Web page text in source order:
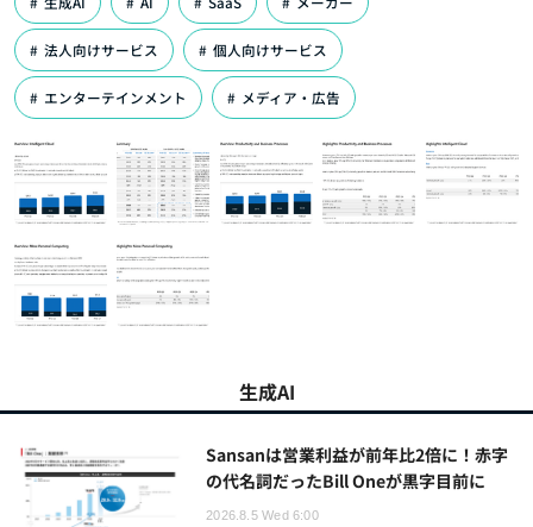
法人向けサービス 個人向けサービス
エンターテインメント メディア・広告
生成AI
Sansanは営業利益が前年比2倍に！赤字
の代名詞だったBill Oneが黒字目前に
2026.8.5 Wed 6:00